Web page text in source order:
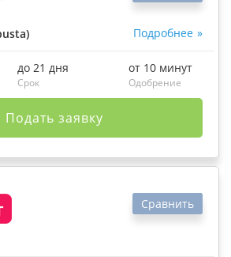
Подробнее
до 21 дня
Срок
от 10 минут
Одобрение
Подать заявку
Сравнить